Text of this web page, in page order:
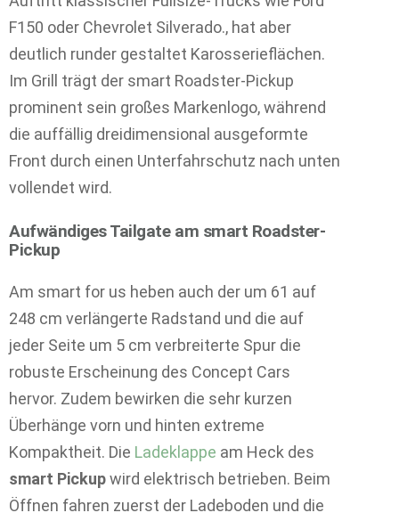
F150 oder Chevrolet Silverado., hat aber
deutlich runder gestaltet Karosserieflächen.
Im Grill trägt der smart Roadster-Pickup
prominent sein großes Markenlogo, während
die auffällig dreidimensional ausgeformte
Front durch einen Unterfahrschutz nach unten
vollendet wird.
Aufwändiges Tailgate am smart Roadster-
Pickup
Am smart for us heben auch der um 61 auf
248 cm verlängerte Radstand und die auf
jeder Seite um 5 cm verbreiterte Spur die
robuste Erscheinung des Concept Cars
hervor. Zudem bewirken die sehr kurzen
Überhänge vorn und hinten extreme
Kompaktheit. Die Ladeklappe am Heck des
smart Pickupwird elektrisch betrieben. Beim
Öffnen fahren zuerst der Ladeboden und die